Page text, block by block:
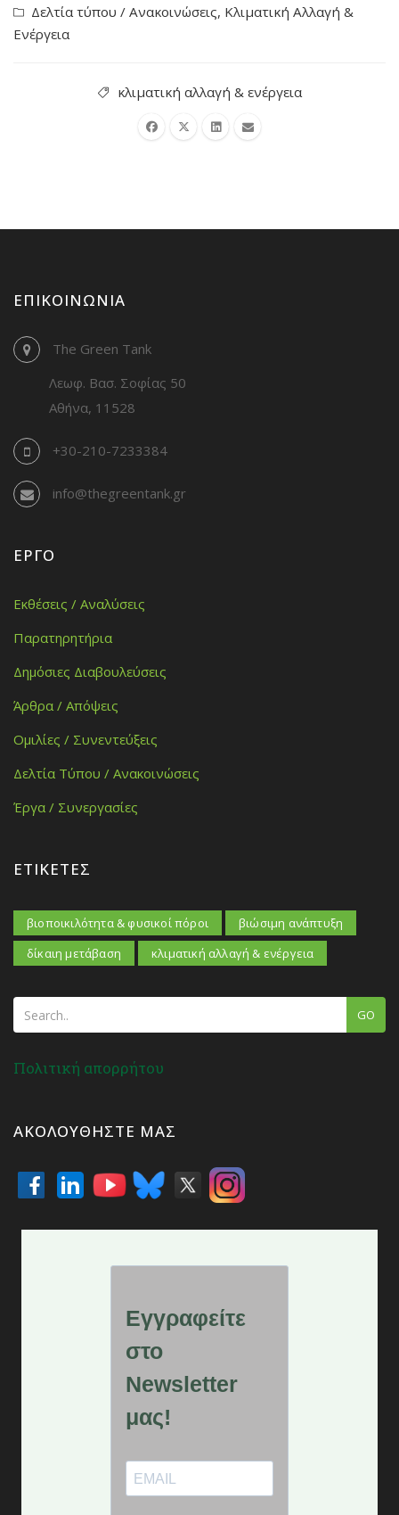
Δελτία τύπου / Ανακοινώσεις, Κλιματική Αλλαγή &
Ενέργεια
κλιματική αλλαγή & ενέργεια
ΕΠΙΚΟΙΝΩΝΊΑ
The Green Tank
Λεωφ. Βασ. Σοφίας 50
Αθήνα, 11528
+30-210-7233384
info@thegreentank.gr
ΈΡΓΟ
Εκθέσεις / Αναλύσεις
Παρατηρητήρια
Δημόσιες Διαβουλεύσεις
Άρθρα / Απόψεις
Ομιλίες / Συνεντεύξεις
Δελτία Τύπου / Ανακοινώσεις
Έργα / Συνεργασίες
ΕΤΙΚΈΤΕΣ
βιοποικιλότητα & φυσικοί πόροι
βιώσιμη ανάπτυξη
δίκαιη μετάβαση
κλιματική αλλαγή & ενέργεια
GO
Πολιτική απορρήτου
ΑΚΟΛΟΥΘΉΣΤΕ ΜΑΣ